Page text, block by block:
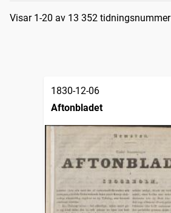
Sökresultat
Visar 1-20 av 13 352 tidningsnummer
1830-12-06
Aftonbladet